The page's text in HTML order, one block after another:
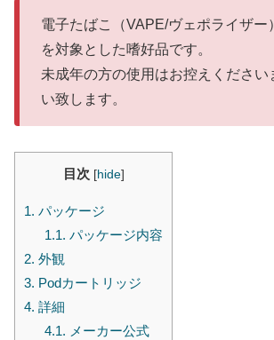
電子たばこ（VAPE/ヴェポライザー
を対象とした嗜好品です。
未成年の方の使用はお控えください
い致します。
目次 [hide]
1. パッケージ
1.1. パッケージ内容
2. 外観
3. Podカートリッジ
4. 詳細
4.1. メーカー公式